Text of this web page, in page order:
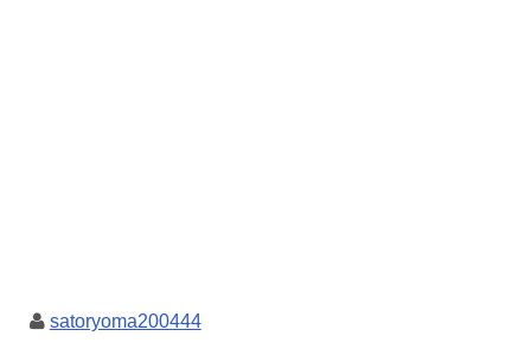
satoryoma200444